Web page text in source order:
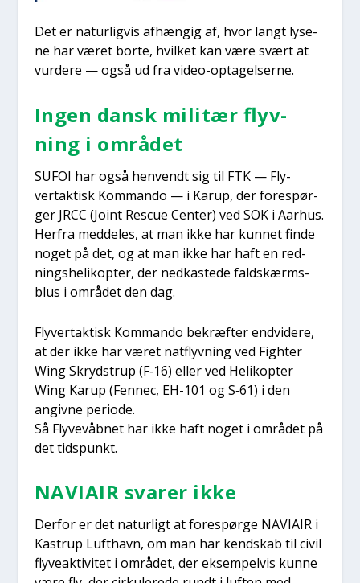
Det er natur­lig­vis afhæn­gig af, hvor langt lyse­
ne har været bor­te, hvil­ket kan være svært at
vur­de­re — også ud fra video-opta­gel­ser­ne.
Ingen dansk mili­tær flyv­
ning i områ­det
SUFOI har også hen­vendt sig til FTK — Fly­
vertak­tisk Kom­man­do — i Karup, der fore­spør­
ger JRCC (Joint Rescue Cen­ter) ved SOK i Aar­hus.
Her­fra med­del­es, at man ikke har kun­net fin­de
noget på det, og at man ikke har haft en red­
nings­he­li­kop­ter, der ned­ka­ste­de faldskærms­
blus i områ­det den dag.
Fly­vertak­tisk Kom­man­do bekræf­ter end­vi­de­re,
at der ikke har været nat­flyv­ning ved Figh­ter
Wing Skryd­strup (F‑16) eller ved Heli­kop­ter
Wing Karup (Fen­nec, EH-101 og S‑61) i den
angiv­ne peri­o­de.
Så Fly­ve­våb­net har ikke haft noget i områ­det på
det tids­punkt.
NAVIAIR sva­rer ikke
Der­for er det natur­ligt at fore­spør­ge NAVIAIR i
Kastrup Luft­havn, om man har kend­skab til civil
fly­ve­ak­ti­vi­tet i områ­det, der eksem­pel­vis kun­ne